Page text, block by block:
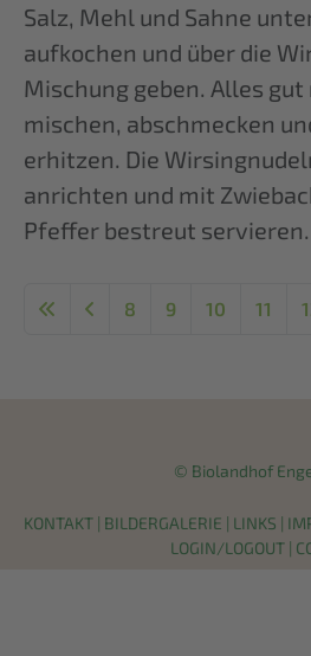
Salz, Mehl und Sahne
aufkochen und über die
Mischung geben. Alles
mischen, abschmecken
erhitzen. Die
anrichten und mit
Pfeffer bestreut servieren.
8 9 10 11
© Biolandhof
KONTAKT| BILDERGALERIE | LINKS |
LOGIN/LOGOUT |